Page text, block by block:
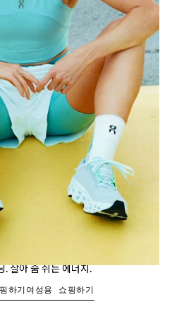
3
. 살아 숨 쉬는 에너지.
하기 여성용 쇼핑하기